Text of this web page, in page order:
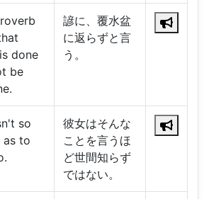
done
be
諺に、覆水盆
に返らずと言
う。
so
as to
彼女はそんな
ことを言うほ
ど世間知らず
ではない。